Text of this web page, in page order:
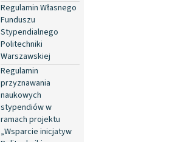
Regulamin Własnego
Funduszu
Stypendialnego
Politechniki
Warszawskiej
Regulamin
przyznawania
naukowych
stypendiów w
ramach projektu
„Wsparcie inicjatyw